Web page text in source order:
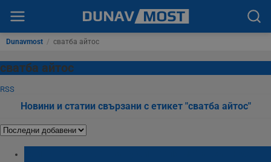
Dunavmost / сватба айтос
сватба айтос
RSS
Новини и статии свързани с етикет "сватба айтос"